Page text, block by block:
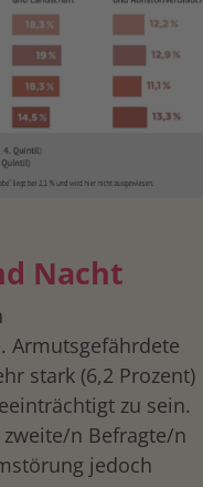
Nacht
Armutsgefährdete
stark (6,2 Prozent)
zu sein.
n Befragte/n
jedoch